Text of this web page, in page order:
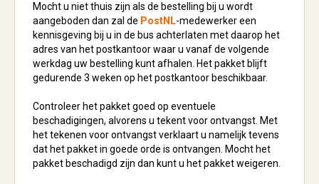
Mocht u niet thuis zijn als de bestelling bij u wordt
aangeboden dan zal de PostNL-medewerker een
kennisgeving bij u in de bus achterlaten met daarop het
adres van het postkantoor waar u vanaf de volgende
werkdag uw bestelling kunt afhalen. Het pakket blijft
gedurende 3 weken op het postkantoor beschikbaar.
Controleer het pakket goed op eventuele
beschadigingen, alvorens u tekent voor ontvangst. Met
het tekenen voor ontvangst verklaart u namelijk tevens
dat het pakket in goede orde is ontvangen. Mocht het
pakket beschadigd zijn dan kunt u het pakket weigeren.